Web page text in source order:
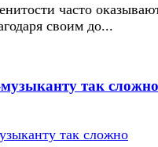
часто
своим до...
так сложно